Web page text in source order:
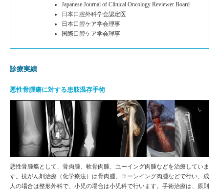
Japanese Journal of Clinical Oncology Reviewer Board
日本口腔外科学会認定医
日本口腔ケア学会理事
国際口腔ケア学会理事
診療実績
悪性骨腫瘍に対する患肢温存手術
悪性骨腫瘍として、骨肉腫、軟骨肉腫、ユーイング肉腫などを治療していま
す。抗がん剤治療（化学療法）は骨肉腫、ユーンイング肉腫などで行い、成
人の場合は整形外科で、小児の場合は小児科で行います。手術治療は、原則